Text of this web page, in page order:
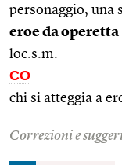
personaggio, una
eroe da operetta
loc.s.m.
CO
chi si atteggia a
Correzioni e